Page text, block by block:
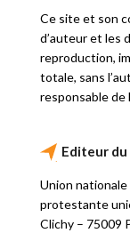
Ce site et son
d’auteur et les
reproduction,
totale, sans
responsable de
Editeur
Union nationale
protestante
Clichy – 75009